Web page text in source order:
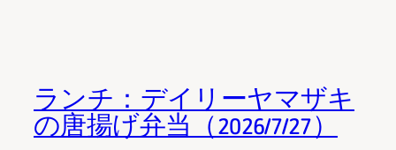
ランチ：デイリーヤマザキ
の唐揚げ弁当（2026/7/27）